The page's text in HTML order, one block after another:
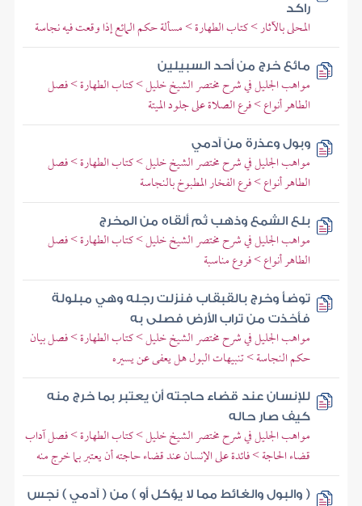
راكد
المحلى بالآثار > كتاب الطهارة > مسألة حكم المائع إذا وقعت فيه نجاسة
مائع خرج من أحد السبيلين
مواهب الجليل في شرح مختصر الشيخ خليل > كتاب الطهارة > فصل
الطاهر أنواع > فرع الصلاة على جلود الميتة
وبول وعذرة من آدمي
مواهب الجليل في شرح مختصر الشيخ خليل > كتاب الطهارة > فصل
الطاهر أنواع > فرع الفخار المطبوخ بالنجاسة
بلع الشمع وذهب ثم ألقاه من المخرج
مواهب الجليل في شرح مختصر الشيخ خليل > كتاب الطهارة > فصل
الطاهر أنواع > فروع مناسبة
توضأ وخرج بالقبقاب فنزلت رجله وهي مبلولة
فأخذت من تراب الأرض فصلى به
مواهب الجليل في شرح مختصر الشيخ خليل > كتاب الطهارة > فصل بيان
حكم النجاسة > تنبيهات البول هل يعفى عن يسيره
للإنسان عند قضاء حاجته أن يعتبر بما خرج منه
كيف صار حاله
مواهب الجليل في شرح مختصر الشيخ خليل > كتاب الطهارة > فصل آداب
قضاء الحاجة > فائدة على الإنسان عند قضاء حاجته أن يعتبر بما خرج منه
( والبول والغائط مما لا يؤكل أو ) من ( آدمي ) نجس